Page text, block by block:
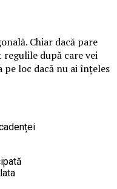
Chiar dacă pare
după care vei
loc dacă nu ai înțeles